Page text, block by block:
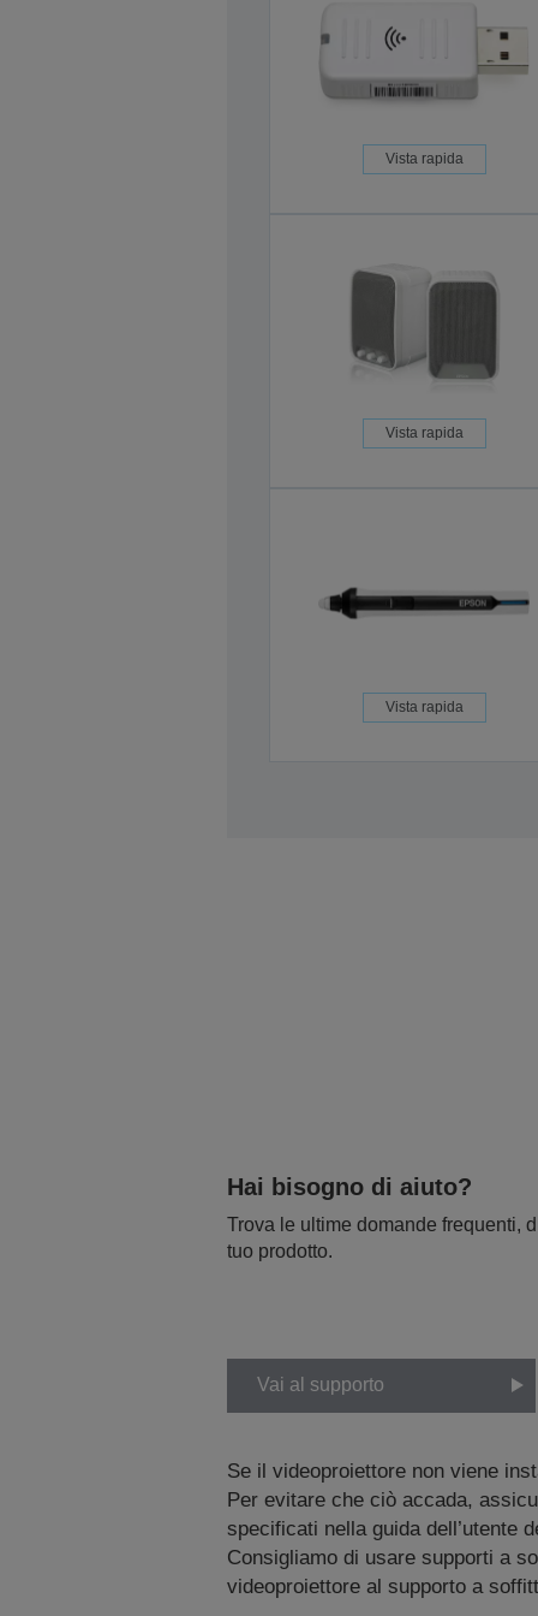
Vista rapida
Vista rapida
Vista rapida
Hai bisogno di aiuto?
Trova le ultime domande frequenti,
tuo prodotto.
Vai al supporto
Se il videoproiettore non viene
Per evitare che ciò accada,
specificati nella guida dell’utente
Consigliamo di usare supporti a
videoproiettore al supporto a